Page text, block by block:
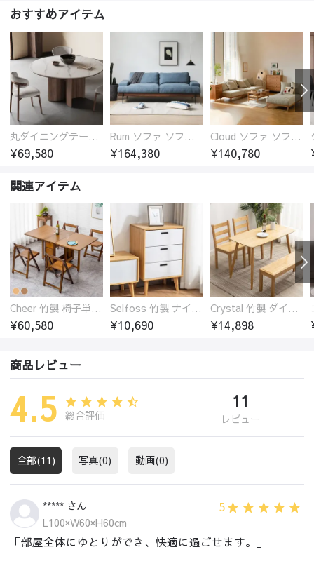
おすすめアイテム
丸ダイニングテーブル セラミック天板 耐熱 キズに強い 丸型 北欧 無垢材 円卓 円型
¥69,580
Rum ソファ ソファー おしゃれ 1人掛け～4人掛け ウォールナットorオーク材フレーム 西海岸風 肘掛
¥164,380
Cloud ソファ ソファーおしゃれ 1人掛け～3人掛け チェリー材フレーム 木製 北欧 おしゃれ 5カラー 自由レイアウト
¥140,780
関連アイテム
Cheer 竹製 椅子単品 バタフライテーブル 折りたたみダイニングテーブル単品 椅子セット 伸縮
¥60,580
Selfoss 竹製 ナイトテーブル
¥10,690
Crystal 竹製 ダイニングテーブル
¥14,898
商品レビュー
4.5 総合評価
11
レビュー
全部(11) 写真(0) 動画(0)
***** さん 5
L100×W60×H60cm
「部屋全体にゆとりができ、快適に過ごせます。」